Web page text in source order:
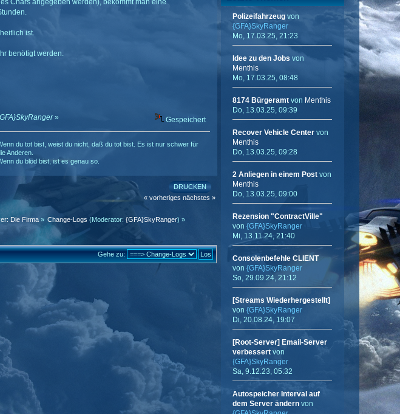
Chars angegeben werden), bekommt man eine
ist.
benötigt werden.
» Gespeichert
du tot bist, weist du nicht, daß du tot bist. Es ist nur schwer für
Anderen.
du blöd bist, ist es genau so.
DRUCKEN
« vorheriges nächstes »
Die Firma» Change-Logs (Moderator:{GFA}SkyRanger) »
Gehe zu:
Polizeifahrzeugvon
{GFA}SkyRanger
Mo, 17.03.25, 21:23
Idee zu den Jobs von
Menthis
Mo, 17.03.25, 08:48
8174 Bürgeramtvon Menthis
Do, 13.03.25, 09:39
Recover Vehicle Centervon
Menthis
Do, 13.03.25, 09:28
2 Anliegen in einem Postvon
Menthis
Do, 13.03.25, 09:00
Rezension "ContractVille"
von {GFA}SkyRanger
Mi, 13.11.24, 21:40
Consolenbefehle CLIENT
von {GFA}SkyRanger
So, 29.09.24, 21:12
[Streams Wiederhergestellt]
von {GFA}SkyRanger
Di, 20.08.24, 19:07
[Root-Server] Email-Server
verbessertvon
{GFA}SkyRanger
Sa, 9.12.23, 05:32
Autospeicher Interval auf
dem Server ändernvon